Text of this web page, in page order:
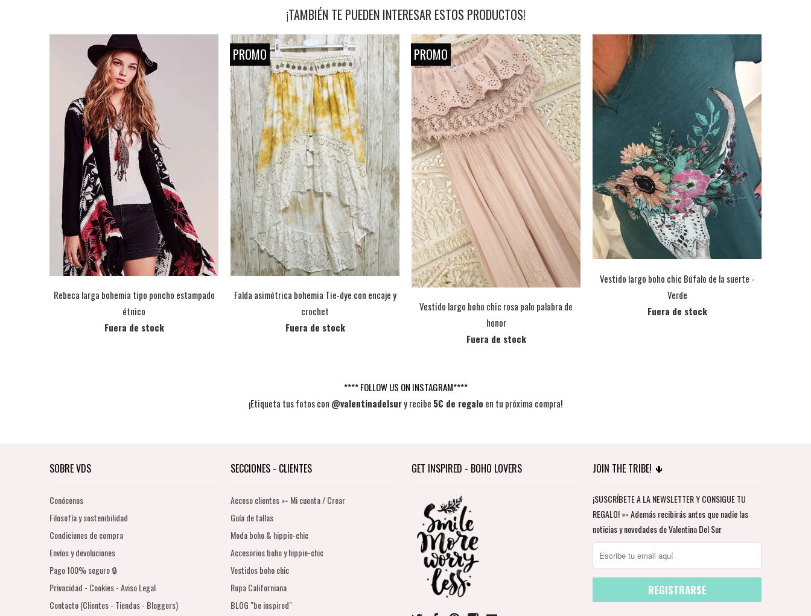
¡TAMBIÉN TE PUEDEN INTERESAR ESTOS PRODUCTOS!
Rebeca larga bohemia tipo poncho estampado
étnico
Fuera de stock
Falda asimétrica bohemia Tie-dye con encaje y
crochet
Fuera de stock
PROMO
Vestido largo boho chic rosa palo palabra de
honor
Fuera de stock
PROMO
Vestido largo boho chic Búfalo de la suerte -
Verde
Fuera de stock
**** FOLLOW US ON INSTAGRAM****
¡Etiqueta tus fotos con @valentinadelsury recibe 5€ de regalo en tu próxima compra!
SOBRE VDS
Conócenos
Filosofía y sostenibilidad
Condiciones de compra
Envíos y devoluciones
Pago 100% seguro 🔒
Privacidad - Cookies - Aviso Legal
Contacto (Clientes - Tiendas - Bloggers)
SECCIONES - CLIENTES
Acceso clientes ➳ Mi cuenta / Crear
Guía de tallas
Moda boho & hippie-chic
Accesorios boho y hippie-chic
Vestidos boho chic
Ropa Californiana
BLOG "be inspired"
GET INSPIRED - BOHO LOVERS JOIN THE TRIBE! 🌵
¡SUSCRÍBETE A LA NEWSLETTER Y CONSIGUE TU
REGALO! ➳ Además recibirás antes que nadie las
noticias y novedades de Valentina Del Sur